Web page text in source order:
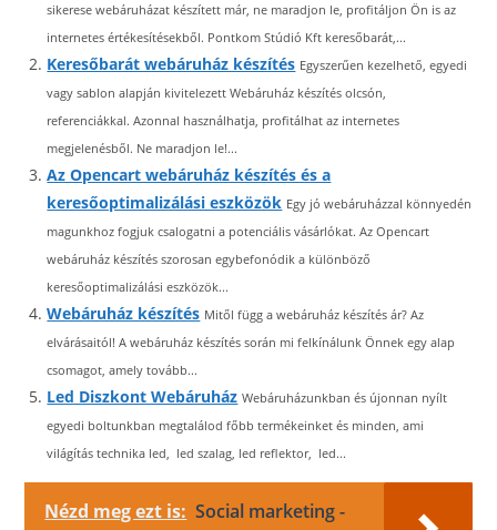
sikerese webáruházat készített már, ne maradjon le, profitáljon Ön is az
internetes értékesítésekből. Pontkom Stúdió Kft keresőbarát,...
Keresőbarát webáruház készítés Egyszerűen kezelhető, egyedi
vagy sablon alapján kivitelezett Webáruház készítés olcsón,
referenciákkal. Azonnal használhatja, profitálhat az internetes
megjelenésből. Ne maradjon le!...
Az Opencart webáruház készítés és a
keresőoptimalizálási eszközök Egy jó webáruházzal könnyedén
magunkhoz fogjuk csalogatni a potenciális vásárlókat. Az Opencart
webáruház készítés szorosan egybefonódik a különböző
keresőoptimalizálási eszközök...
Webáruház készítés Mitől függ a webáruház készítés ár? Az
elvárásaitól! A webáruház készítés során mi felkínálunk Önnek egy alap
csomagot, amely tovább...
Led Diszkont Webáruház Webáruházunkban és újonnan nyílt
egyedi boltunkban megtalálod főbb termékeinket és minden, ami
világítás technika led, led szalag, led reflektor, led...
Nézd meg ezt is: Social marketing -